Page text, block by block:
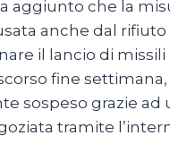
aggiunto che la
anche dal
il lancio di missili
fine settimana,
sospeso grazie ad
tramite